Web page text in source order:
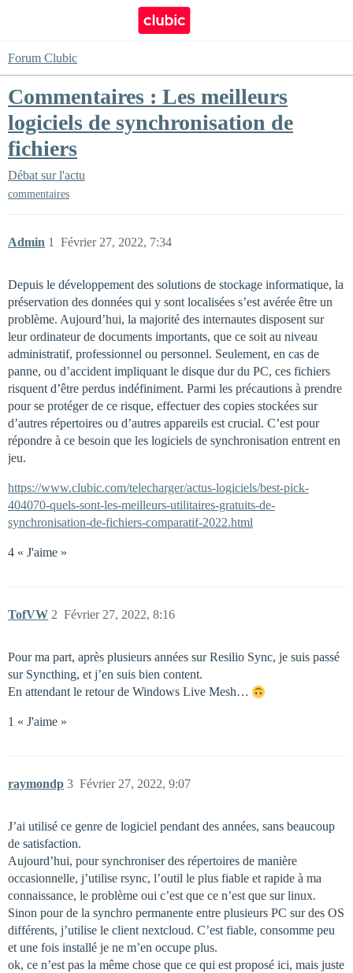
Forum Clubic
Commentaires : Les meilleurs
logiciels de synchronisation de
fichiers
Débat sur l'actu
commentaires
Admin Février 27, 2022, 7:34
1
Depuis le développement des solutions de stockage informatique, la
préservation des données qui y sont localisées s’est avérée être un
problème. Aujourd’hui, la majorité des internautes disposent sur
leur ordinateur de documents importants, que ce soit au niveau
administratif, professionnel ou personnel. Seulement, en cas de
panne, ou d’accident impliquant le disque dur du PC, ces fichiers
risquent d’être perdus indéfiniment. Parmi les précautions à prendre
pour se protéger de ce risque, effectuer des copies stockées sur
d’autres répertoires ou d’autres appareils est crucial. C’est pour
répondre à ce besoin que les logiciels de synchronisation entrent en
jeu.
https://www.clubic.com/telecharger/actus-logiciels/best-pick-
404070-quels-sont-les-meilleurs-utilitaires-gratuits-de-
synchronisation-de-fichiers-comparatif-2022.html
4 « J'aime »
TofVW Février 27, 2022, 8:16
2
Pour ma part, après plusieurs années sur Resilio Sync, je suis passé
sur Syncthing, et j’en suis bien content.
En attendant le retour de Windows Live Mesh…
1 « J'aime »
raymondp Février 27, 2022, 9:07
3
J’ai utilisé ce genre de logiciel pendant des années, sans beaucoup
de satisfaction.
Aujourd’hui, pour synchroniser des répertoires de manière
occasionnelle, j’utilise rsync, l’outil le plus fiable et rapide à ma
connaissance, le problème oui c’est que ce n’est que sur linux.
Sinon pour de la synchro permanente entre plusieurs PC sur des OS
différents, j’utilise le client nextcloud. C’est fiable, consomme peu
et une fois installé je ne m’en occupe plus.
ok, ce n’est pas la même chose que ce qui est proposé ici, mais juste